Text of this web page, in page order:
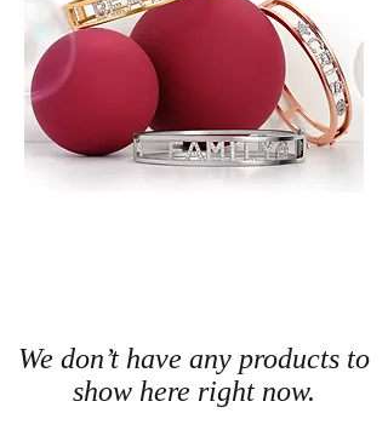
We don’t have any products to
show here right now.